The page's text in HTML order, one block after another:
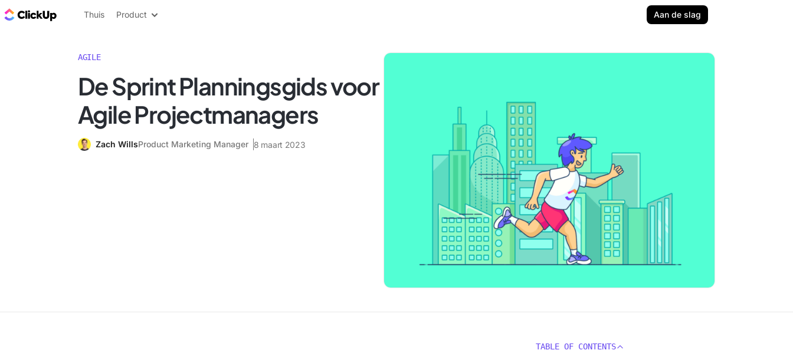
ClickUp Blog
Thuis Product Aan de slag
AGILE
De Sprint Planningsgids voor
Agile Projectmanagers
Zach WillsProduct Marketing Manager 8 maart 2023
TABLE OF CONTENTS